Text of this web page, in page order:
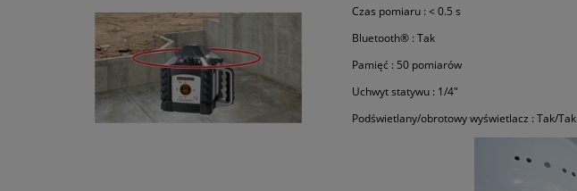
Czas pomiaru : < 0.5 s
Bluetooth® : Tak
Pamięć : 50 pomiarów
Uchwyt statywu : 1/4"
Podświetlany/obrotowy wyświetlacz : Tak/Tak